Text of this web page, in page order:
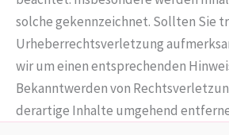
solche gekennzeichnet. Sollten Sie
Urheberrechtsverletzung
wir um einen entsprechenden
Bekanntwerden von
derartige Inhalte umgehend